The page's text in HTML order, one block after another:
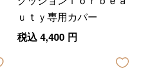
ｕｔｙ専用カバー
税込 4,400円